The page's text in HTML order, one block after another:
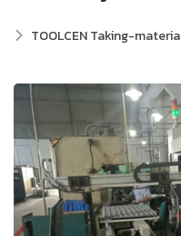
TOOLCEN Taking-